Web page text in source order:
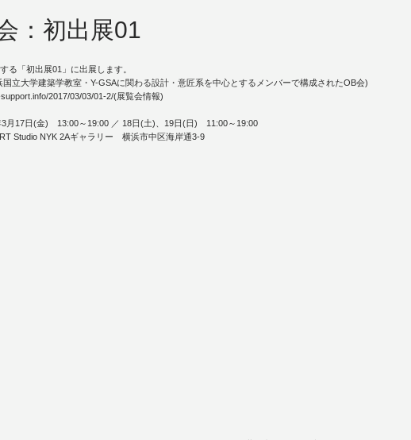
：初出展01
る「初出展01」に出展します。
国立大学建築学教室・Y-GSAに関わる設計・意匠系を中心とするメンバーで構成されたOB会)
2017/03/03/01-2/(展覧会情報)
3月17日(金) 13:00～19:00 ／ 18日(土)、19日(日) 11:00～19:00
Studio NYK 2Aギャラリー 横浜市中区海岸通3-9